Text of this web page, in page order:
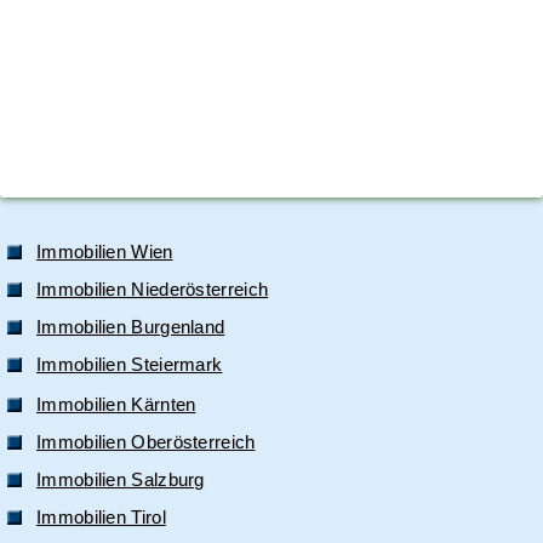
Immobilien Wien
Immobilien Niederösterreich
Immobilien Burgenland
Immobilien Steiermark
Immobilien Kärnten
Immobilien Oberösterreich
Immobilien Salzburg
Immobilien Tirol